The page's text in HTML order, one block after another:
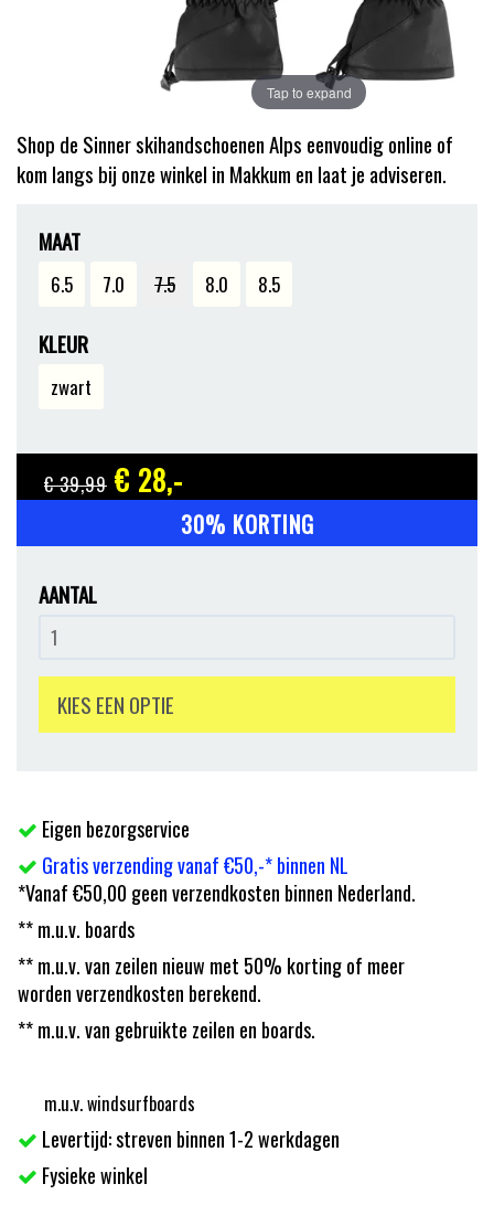
Tap to expand
Shop de Sinner skihandschoenen Alps eenvoudig online of
kom langs bij onze winkel in Makkum en laat je adviseren.
MAAT
6.5 7.0 7.5 8.0 8.5
KLEUR
zwart
€ 39,99 € 28,-
30% KORTING
AANTAL
KIES EEN OPTIE
Eigen bezorgservice
Gratis verzending vanaf €50,-* binnen NL
*Vanaf €50,00 geen verzendkosten binnen Nederland.
** m.u.v. boards
** m.u.v. van zeilen nieuw met 50% korting of meer
worden verzendkosten berekend.
** m.u.v. van gebruikte zeilen en boards.
m.u.v. windsurfboards
Levertijd: streven binnen 1-2 werkdagen
Fysieke winkel